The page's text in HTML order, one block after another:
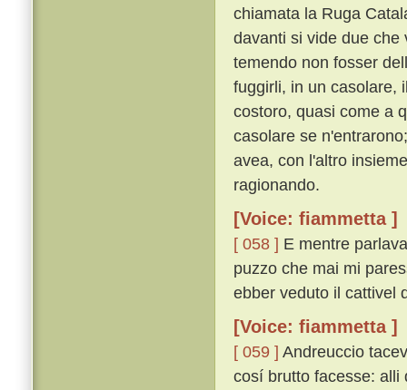
chiamata la Ruga
davanti si vide due che
temendo non fosser
fuggirli, in un casolare,
costoro, quasi come a
casolare se
avea, con l'altro
ragionando.
[Voice: fiammetta ]
[ 058 ] E mentre
puzzo che mai mi
ebber veduto il cattivel
[Voice: fiammetta ]
[ 059 ] Andreuccio
cosí brutto facesse: alli